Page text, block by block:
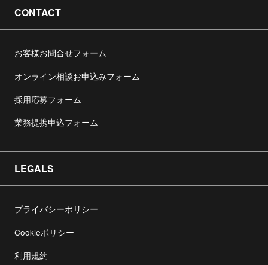
CONTACT
お客様お問合せフォーム
オンライン相談お申込みフォーム
採用応募フォーム
業務提携申込フォーム
LEGALS
プライバシーポリシー
Cookieポリシー
利用規約